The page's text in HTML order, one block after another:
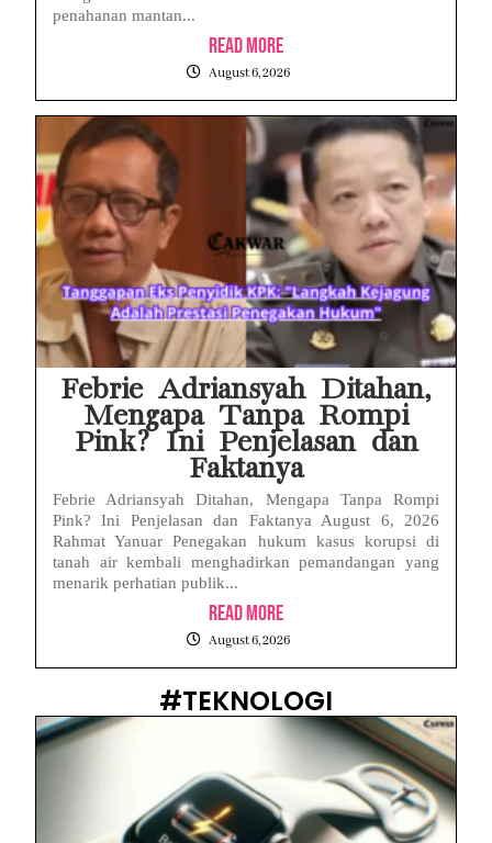
penahanan mantan...
Read More
August 6, 2026
Febrie Adriansyah Ditahan,
Mengapa Tanpa Rompi
Pink? Ini Penjelasan dan
Faktanya
Febrie Adriansyah Ditahan, Mengapa Tanpa Rompi
Pink? Ini Penjelasan dan Faktanya August 6, 2026
Rahmat Yanuar Penegakan hukum kasus korupsi di
tanah air kembali menghadirkan pemandangan yang
menarik perhatian publik...
Read More
August 6, 2026
#TEKNOLOGI